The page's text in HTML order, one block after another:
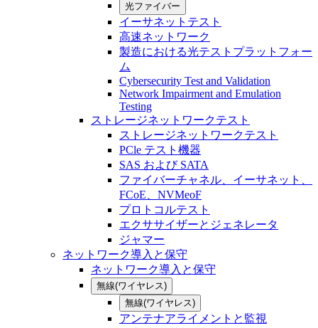
光ファイバー
イーサネットテスト
高速ネットワーク
製造における光テストプラットフォー
ム
Cybersecurity Test and Validation
Network Impairment and Emulation
Testing
ストレージネットワークテスト
ストレージネットワークテスト
PCle テスト機器
SAS および SATA
ファイバーチャネル、イーサネット、
FCoE、NVMeoF
プロトコルテスト
エクササイザーとジェネレータ
ジャマー
ネットワーク導入と保守
ネットワーク導入と保守
無線(ワイヤレス)
無線(ワイヤレス)
アンテナアライメントと監視